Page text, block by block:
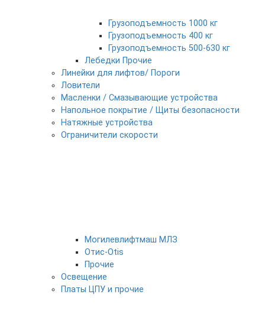
Грузоподъемность 1000 кг
Грузоподъемность 400 кг
Грузоподъемность 500-630 кг
Лебедки Прочие
Линейки для лифтов/ Пороги
Ловители
Масленки / Смазывающие устройства
Напольное покрытие / Щиты безопасности
Натяжные устройства
Ограничители скорости
Могилевлифтмаш МЛЗ
Отис-Otis
Прочие
Освещение
Платы ЦПУ и прочие